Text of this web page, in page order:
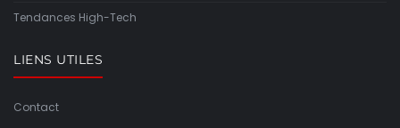
Tendances High-Tech
LIENS UTILES
Contact